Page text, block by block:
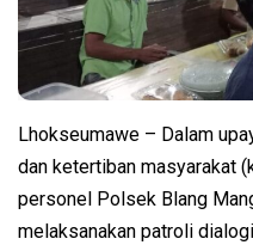
Lhokseumawe – Dalam
dan ketertiban masyarakat
personel Polsek Blang
melaksanakan patroli